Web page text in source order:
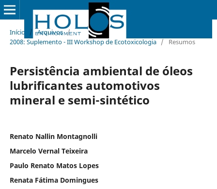
Início / Arquivos /
2008: Suplemento - III Workshop de Ecotoxicologia / Resumos
Persistência ambiental de óleos
lubrificantes automotivos
mineral e semi-sintético
Renato Nallin Montagnolli
Marcelo Vernal Teixeira
Paulo Renato Matos Lopes
Renata Fátima Domingues